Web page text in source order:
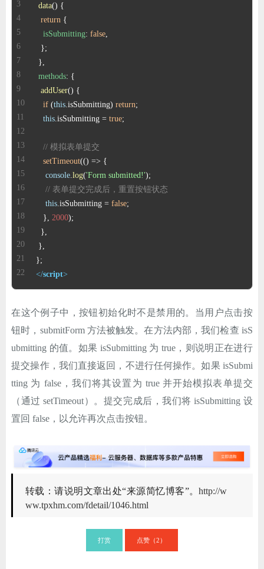
data(
return
isSubmitting: false
methods
addUser(
if (this. isSubmitting) return
this. isSubmitting = true
// 模拟表单提交
setTimeout(() =>
console. log('Form submitted!'
// 表单提交完成后，重置按钮状态
this. isSubmitting = false
   },
2000
</script>
在这个例子中，按钮初始化时不是禁用的。当用户点击按
钮时，submitForm 方法被触发。在方法内部，我们检查 isS
ubmitting 的值。如果 isSubmitting 为 true，则说明正在进行
提交操作，我们直接返回，不进行任何操作。如果 isSubmi
tting 为 false，我们将其设置为 true 并开始模拟表单提交
（通过 setTimeout）。提交完成后，我们将 isSubmitting 设
置回 false，以允许再次点击按钮。
转载：请说明文章出处“来源简忆博客”。http://w
ww.tpxhm.com/fdetail/1046.html
打赏 点赞（2 ）